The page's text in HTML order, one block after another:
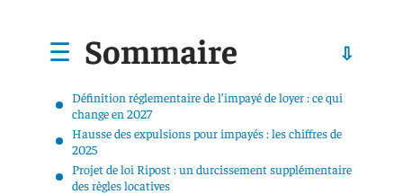
Sommaire
Définition réglementaire de l’impayé de loyer : ce qui
change en 2027
Hausse des expulsions pour impayés : les chiffres de
2025
Projet de loi Ripost : un durcissement supplémentaire
des règles locatives